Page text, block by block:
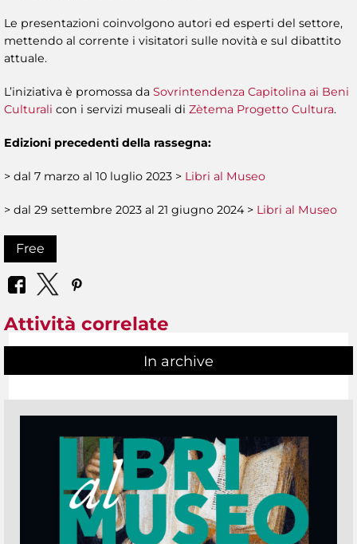
Le presentazioni coinvolgono autori ed esperti del settore,
mettendo al corrente i visitatori sulle novità e sul dibattito
attuale.
L’iniziativa è promossa da Sovrintendenza Capitolina ai Beni
Culturali con i servizi museali di Zètema Progetto Cultura.
Edizioni precedenti della rassegna:
> dal 7 marzo al 10 luglio 2023 > Libri al Museo
> dal 29 settembre 2023 al 21 giugno 2024 > Libri al Museo
Free
Attività correlate
In archive